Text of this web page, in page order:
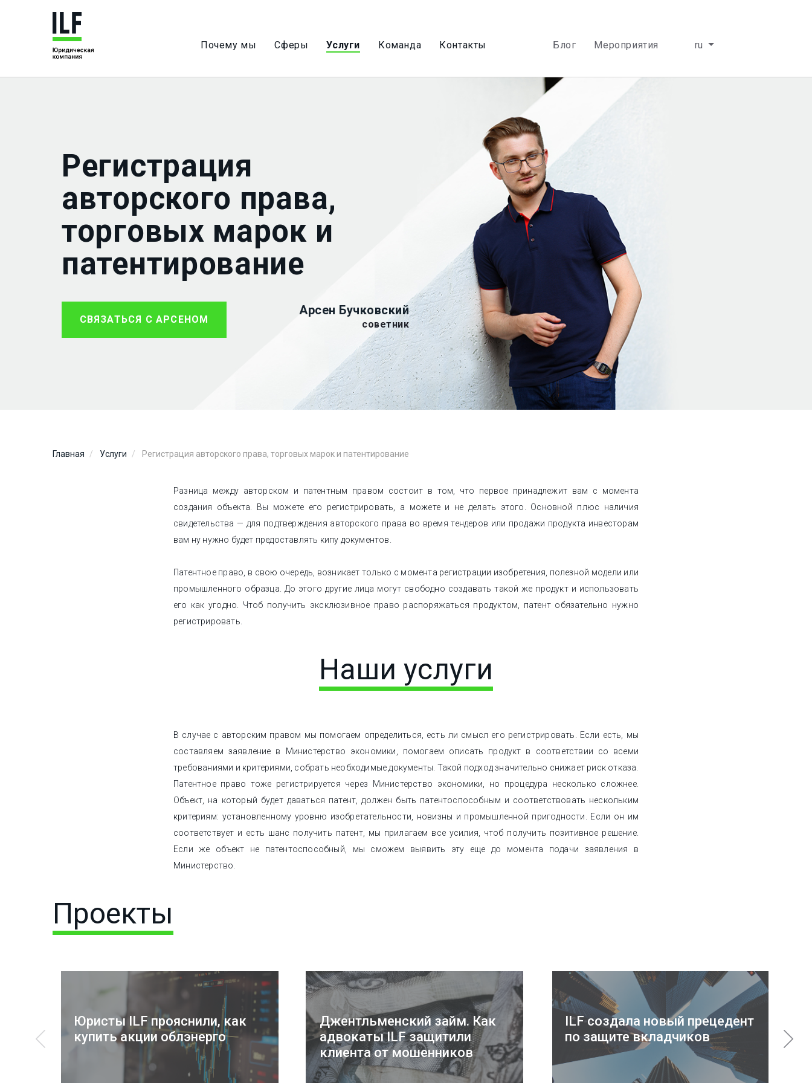
Почему мы Сферы Услуги Команда Контакты Блог Мероприятия ru
Регистрация
авторского права,
торговых марок и
патентирование
СВЯЗАТЬСЯ С АРСЕНОМ
Арсен Бучковский
советник
Главная Услуги Регистрация авторского права, торговых марок и патентирование
Разница между авторском и патентным правом состоит в том, что первое принадлежит вам с момента
создания объекта. Вы можете его регистрировать, а можете и не делать этого. Основной плюс наличия
свидетельства — для подтверждения авторского права во время тендеров или продажи продукта инвесторам
вам ну нужно будет предоставлять кипу документов.
Патентное право, в свою очередь, возникает только с момента регистрации изобретения, полезной модели или
промышленного образца. До этого другие лица могут свободно создавать такой же продукт и использовать
его как угодно. Чтоб получить эксклюзивное право распоряжаться продуктом, патент обязательно нужно
регистрировать.
Наши услуги
В случае с авторским правом мы помогаем определиться, есть ли смысл его регистрировать. Если есть, мы
составляем заявление в Министерство экономики, помогаем описать продукт в соответствии со всеми
требованиями и критериями, собрать необходимые документы. Такой подход значительно снижает риск отказа.
Патентное право тоже регистрируется через Министерство экономики, но процедура несколько сложнее.
Объект, на который будет даваться патент, должен быть патентоспособным и соответствовать нескольким
критериям: установленному уровню изобретательности, новизны и промышленной пригодности. Если он им
соответствует и есть шанс получить патент, мы прилагаем все усилия, чтоб получить позитивное решение.
Если же объект не патентоспособный, мы сможем выявить эту еще до момента подачи заявления в
Министерство.
Проекты
Юристы ILF прояснили, как
купить акции облэнерго
Джентльменский займ. Как
адвокаты ILF защитили
клиента от мошенников
ILF cоздала новый прецедент
по защите вкладчиков